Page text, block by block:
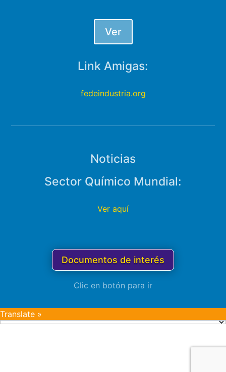
Ver
Link Amigas:
fedeindustria.org
Noticias
Sector Químico Mundial:
Ver aquí
Documentos de interés
Clic en botón para ir
Translate »